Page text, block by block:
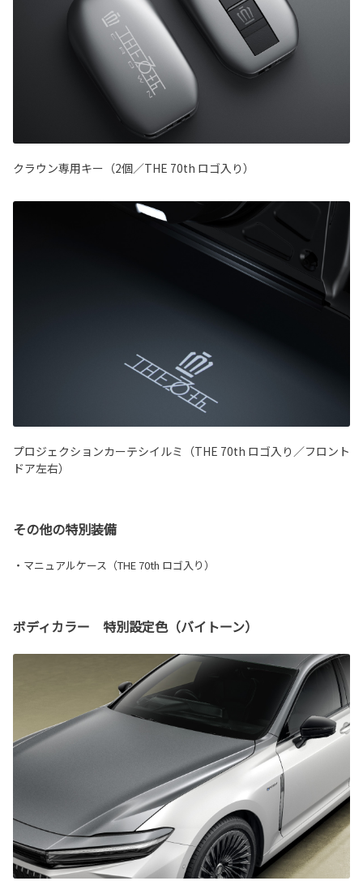
クラウン専用キー（2個／THE 70th ロゴ入り）
プロジェクションカーテシイルミ（THE 70th ロゴ入り／フロント
ドア左右）
その他の特別装備
・マニュアルケース（THE 70th ロゴ入り）
ボディカラー 特別設定色（バイトーン）